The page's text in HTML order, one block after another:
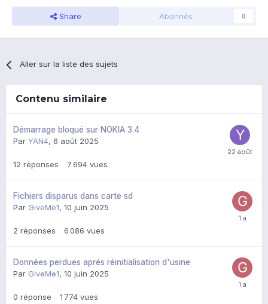
Share Abonnés 0
Aller sur la liste des sujets
Contenu similaire
Démarrage bloqué sur NOKIA 3.4
Par YAN4, 6 août 2025
12 réponses 7 694 vues
Fichiers disparus dans carte sd
Par GiveMe1, 10 juin 2025
2 réponses 6 086 vues
Données perdues aprés réinitialisation d'usine
Par GiveMe1, 10 juin 2025
0 réponse 1 774 vues